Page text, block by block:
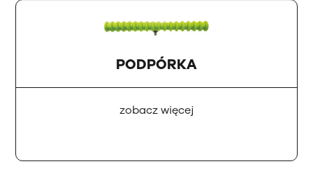
PODPÓRKA
zobacz więcej